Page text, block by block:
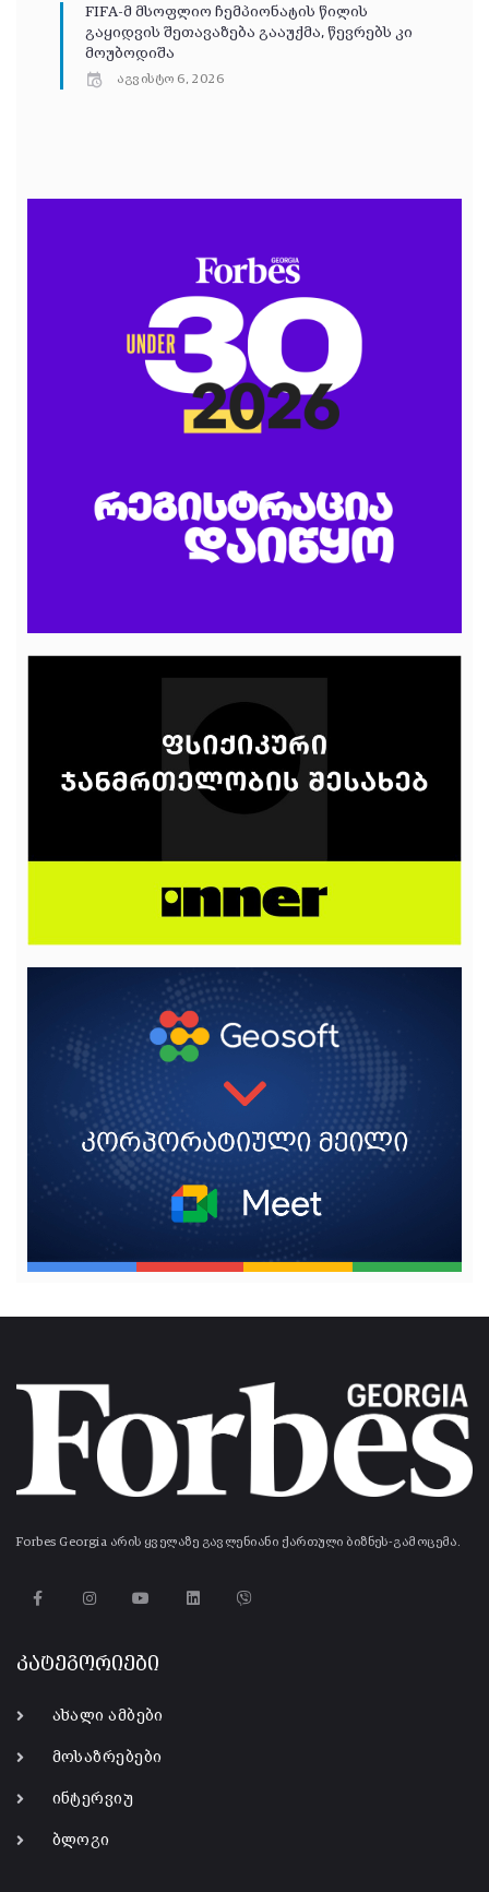
FIFA-მ მსოფლიო ჩემპიონატის წილის
გაყიდვის შეთავაზება გააუქმა, წევრებს კი
მოუბოდიშა
აგვისტო 6, 2026
Forbes Georgia არის ყველაზე გავლენიანი ქართული ბიზნეს-გამოცემა.
კატეგორიები
ახალი ამბები
მოსაზრებები
ინტერვიუ
ბლოგი